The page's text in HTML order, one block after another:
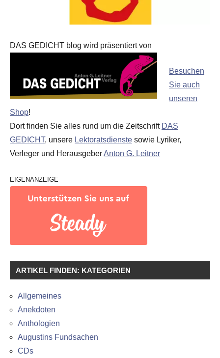
DAS GEDICHT blog wird präsentiert von
Besuchen
Sie auch
unseren
Shop!
Dort finden Sie alles rund um die Zeitschrift DAS
GEDICHT, unsere Lektoratsdienste sowie Lyriker,
Verleger und HerausgeberAnton G. Leitner
EIGENANZEIGE
ARTIKEL FINDEN: KATEGORIEN
Allgemeines
Anekdoten
Anthologien
Augustins Fundsachen
CDs